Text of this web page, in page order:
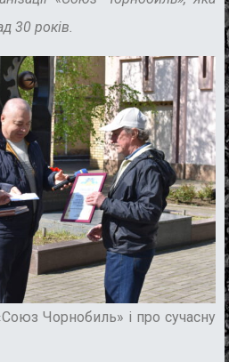
30 років.
Чорнобиль» і про сучасну